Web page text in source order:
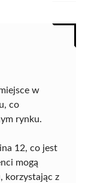
w
co
rynku.
12, co jest
mogą
korzystając z